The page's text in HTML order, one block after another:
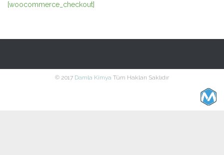
[woocommerce_checkout]
© 2017 Damla Kimya Tüm Hakları Saklıdır